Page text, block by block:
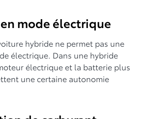
mode électrique
hybride ne permet pas une
électrique. Dans une hybride
électrique et la batterie plus
une certaine autonomie